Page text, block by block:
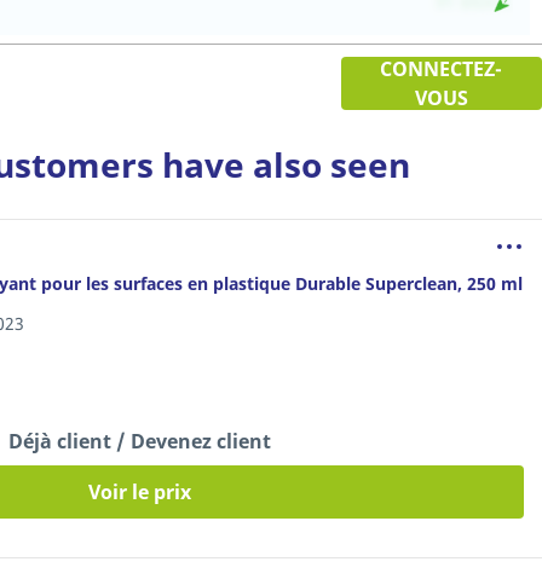
CONNECTEZ-
VOUS
have also seen
pour les surfaces en plastique Durable Superclean, 250 ml
Déjà client / Devenez client
Voir le prix